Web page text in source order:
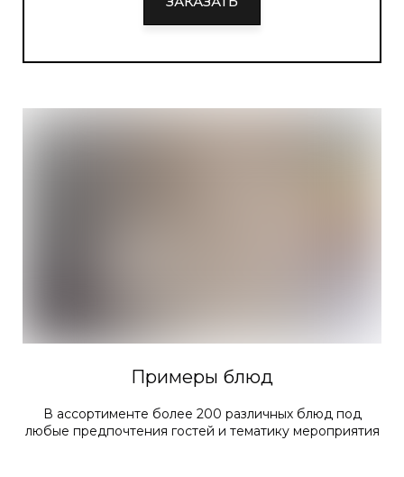
Примеры блюд
В ассортименте более 200 различных блюд под
любые предпочтения гостей и тематику мероприятия